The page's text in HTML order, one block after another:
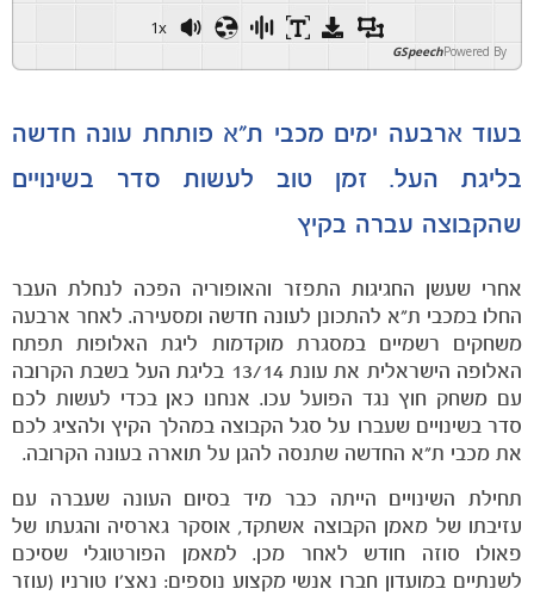
הקבוצות
1x
Powered By
GSpeech
בעוד ארבעה ימים מכבי ת"א פותחת עונה חדשה
בליגת העל. זמן טוב לעשות סדר בשינויים
שהקבוצה עברה בקיץ
אחרי שעשן החגיגות התפזר והאופוריה הפכה לנחלת העבר
החלו במכבי ת"א להתכונן לעונה חדשה ומסעירה. לאחר ארבעה
משחקים רשמיים במסגרת מוקדמות ליגת האלופות תפתח
האלופה הישראלית את עונת 13/14 בליגת העל בשבת הקרובה
עם משחק חוץ נגד הפועל עכו. אנחנו כאן בכדי לעשות לכם
סדר בשינויים שעברו על סגל הקבוצה במהלך הקיץ ולהציג לכם
את מכבי ת"א החדשה שתנסה להגן על תוארה בעונה הקרובה.
תחילת השינויים הייתה כבר מיד בסיום העונה שעברה עם
עזיבתו של מאמן הקבוצה אשתקד, אוסקר גארסיה והגעתו של
פאולו סוזה חודש לאחר מכן. למאמן הפורטוגלי שסיכם
לשנתיים במועדון חברו אנשי מקצוע נוספים: נאצ'ו טורניו (עוזר